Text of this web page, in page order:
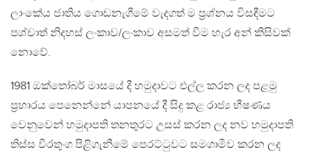
ලාංකේය ජාතිය ගොඩනැගීමේ වැදගත් ම ප්‍රශ්නය විසඳීමට
පශ්චාත් නිදහස් ලංකාව/ලංකාව අසමත් වීම හැර අන් කිසිවක්
නොවේ.
1981 ඔක්තෝබර් මාසයේ දී හමුදාවට එල්ල කරන ලද පළමු
ප්‍රහාරය පෙනෙන්නේ යාපනයේ දී සිදු කළ රාජ්‍ය භීෂණය
වෙනුවෙන් හමුදාපති තනතුරට උසස් කරන ලද නව හමුදාපති
තිස්ස වීරතුංග පිළිගැනීමේ පෙරට්ටුවට සමගාමීව කරන ලද